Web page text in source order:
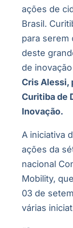
ações de
Brasil.
para serem
deste
de
Cris Alessi,
Curitiba de
Inovação.
A iniciativa
ações da
nacional
Mobility,
03 de
várias